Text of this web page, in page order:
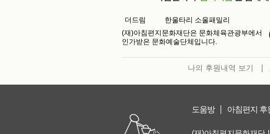
더드림
한울타리 소울패밀리
(재)아침편지문화재단은 문화체육관광부에서
인가받은 문화예술단체입니다.
나의 후원내역 보기
도움방 아침편지 후